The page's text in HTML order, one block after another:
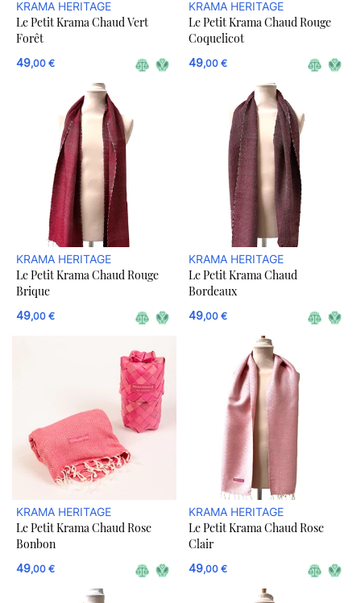
KRAMA HERITAGE
Le Petit Krama Chaud Vert
Forêt
49,00 €
KRAMA HERITAGE
Le Petit Krama Chaud Rouge
Coquelicot
49,00 €
KRAMA HERITAGE
Le Petit Krama Chaud Rouge
Brique
49,00 €
KRAMA HERITAGE
Le Petit Krama Chaud
Bordeaux
49,00 €
KRAMA HERITAGE
Le Petit Krama Chaud Rose
Bonbon
49,00 €
KRAMA HERITAGE
Le Petit Krama Chaud Rose
Clair
49,00 €